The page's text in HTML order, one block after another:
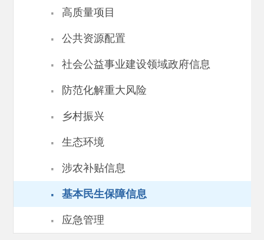
· 高质量项目
· 公共资源配置
· 社会公益事业建设领域政府信息
· 防范化解重大风险
· 乡村振兴
· 生态环境
· 涉农补贴信息
· 基本民生保障信息
· 应急管理